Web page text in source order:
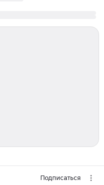
Подписаться